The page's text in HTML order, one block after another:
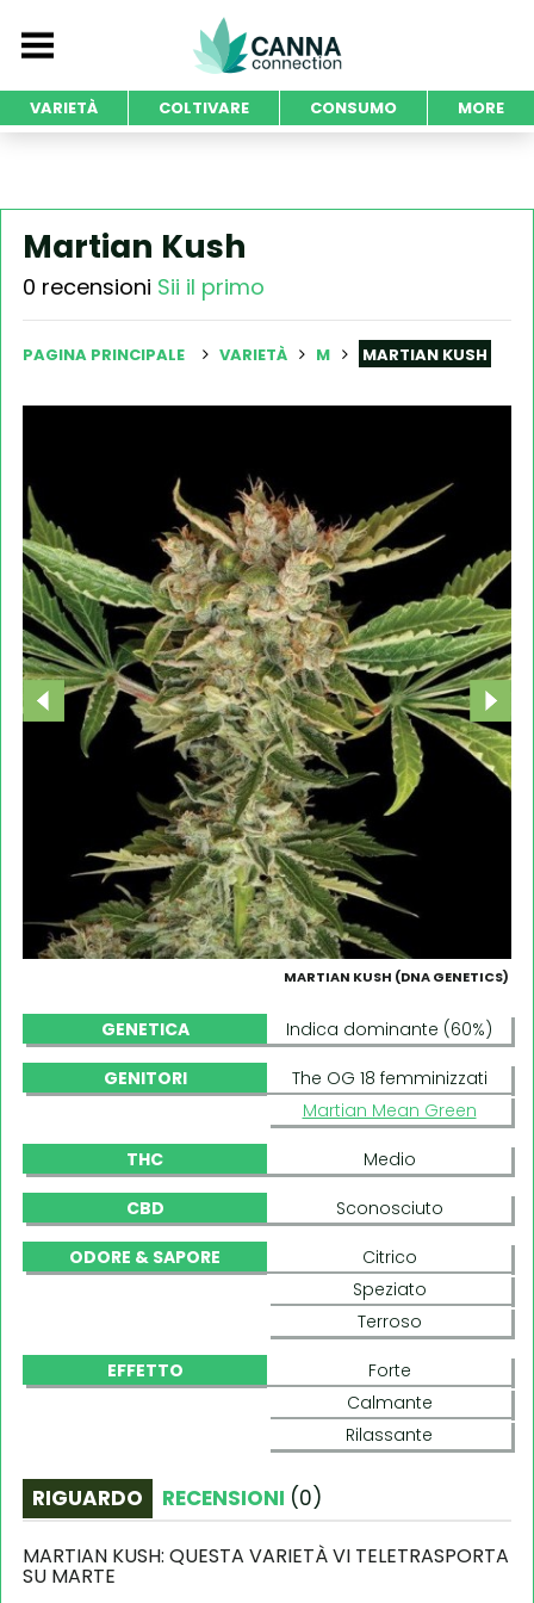
VARIETÀ COLTIVARE CONSUMO MORE
Martian Kush
0 recensioni Sii il primo
PAGINA PRINCIPALE VARIETÀ M MARTIAN KUSH
MARTIAN KUSH (DNA GENETICS)
GENETICA Indica dominante (60%)
GENITORI
The OG 18 femminizzati
Martian Mean Green
THC Medio
CBD Sconosciuto
ODORE & SAPORE
Citrico
Speziato
Terroso
EFFETTO
Forte
Calmante
Rilassante
RIGUARDO RECENSIONI (0)
MARTIAN KUSH: QUESTA VARIETÀ VI TELETRASPORTA
SU MARTE